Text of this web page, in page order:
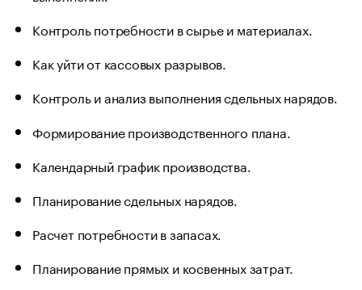
Контроль потребности в сырье и материалах.
Как уйти от кассовых разрывов.
Контроль и анализ выполнения сдельных нарядов.
Формирование производственного плана.
Календарный график производства.
Планирование сдельных нарядов.
Расчет потребности в запасах.
Планирование прямых и косвенных затрат.